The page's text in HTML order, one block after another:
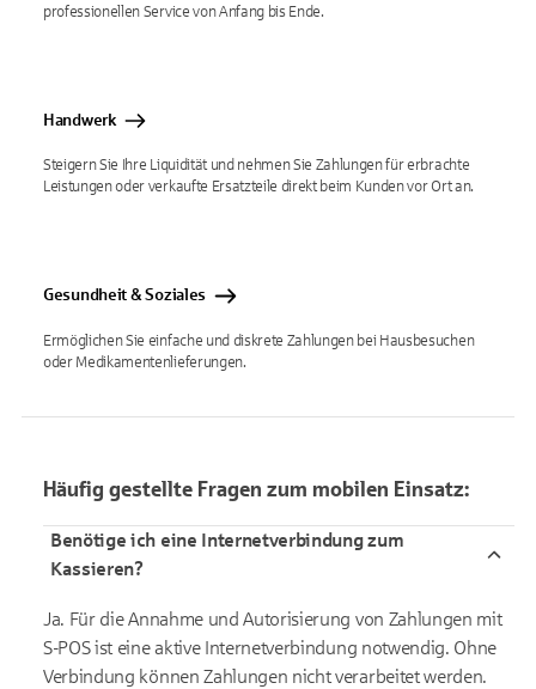
professionellen Service von Anfang bis Ende.
Handwerk
Steigern Sie Ihre Liquidität und nehmen Sie Zahlungen für erbrachte
Leistungen oder verkaufte Ersatzteile direkt beim Kunden vor Ort an.
Gesundheit & Soziales
Ermöglichen Sie einfache und diskrete Zahlungen bei Hausbesuchen
oder Medikamentenlieferungen.
Häufig gestellte Fragen zum mobilen Einsatz:
Benötige ich eine Internetverbindung zum
Kassieren?
Ja. Für die Annahme und Autorisierung von Zahlungen mit
S-POS ist eine aktive Internetverbindung notwendig. Ohne
Verbindung können Zahlungen nicht verarbeitet werden.